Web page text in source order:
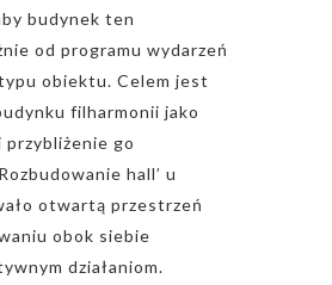
budynek ten
od programu wydarzeń
obiektu. Celem jest
filharmonii jako
go
hall’ u
otwartą przestrzeń
obok siebie
działaniom.